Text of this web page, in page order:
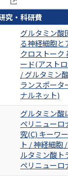
究・科研費
グルタミン酸
る神経細胞と
クロストーク
ード(アスト
/ グルタミン
ランスポータ
ナルネット)
グルタミン酸
ペリニューロ
究(C) キーワ
ト / 神経細胞
ルタミン酸ト
ペリニューロ